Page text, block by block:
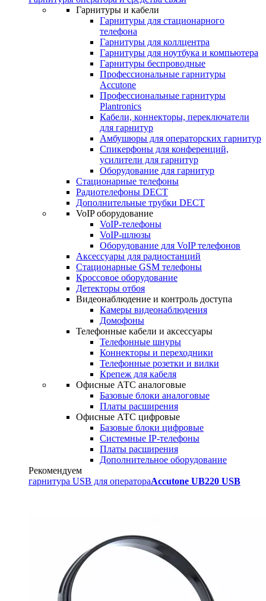
Гарнитуры и кабели
Гарнитуры для стационарного
телефона
Гарнитуры для коллцентра
Гарнитуры для ноутбука и компьютера
Гарнитуры беспроводные
Профессиональные гарнитуры
Accutone
Профессиональные гарнитуры
Plantronics
Кабели, коннекторы, переключатели
для гарнитур
Амбушюры для операторских гарнитур
Cпикерфоны для конференций,
усилители для гарнитур
Оборудование для гарнитур
Стационарные телефоны
Радиотелефоны DECT
Дополнительные трубки DECT
VoIP оборудование
VoIP-телефоны
VoIP-шлюзы
Оборудование для VoIP телефонов
Аксессуары для радиостанций
Стационарные GSM телефоны
Кроссовое оборудование
Детекторы отбоя
Видеонаблюдение и контроль доступа
Камеры видеонаблюдения
Домофоны
Телефонные кабели и аксессуары
Телефонные шнуры
Коннекторы и переходники
Телефонные розетки и вилки
Крепеж для кабеля
Офисные АТС аналоговые
Базовые блоки аналоговые
Платы расширения
Офисные АТС цифровые
Базовые блоки цифровые
Системные IP-телефоны
Платы расширения
Дополнительное оборудование
Рекомендуем
гарнитура USB для оператораAccutone UB220 USB